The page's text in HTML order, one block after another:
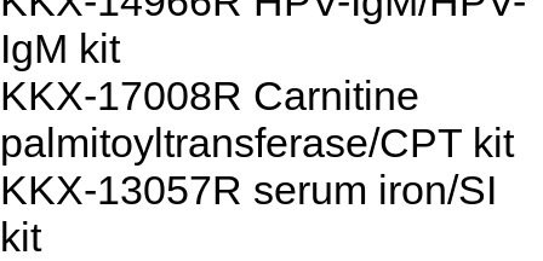
IgM kit
KKX-17008R Carnitine
palmitoyltransferase/CPT kit
KKX-13057R serum iron/SI
kit